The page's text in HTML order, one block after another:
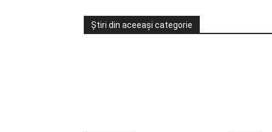
Știri din aceeași categorie